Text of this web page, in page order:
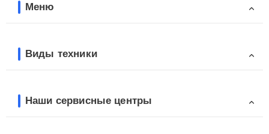
Меню
Виды техники
Наши сервисные центры